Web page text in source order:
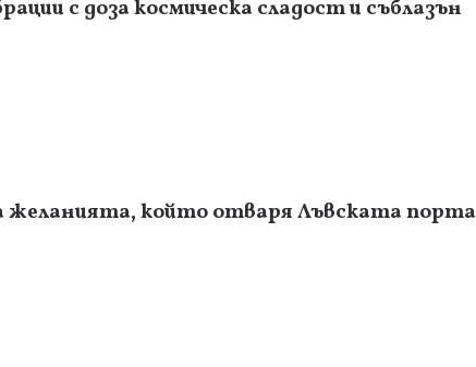
с доза космическа сладост и съблазън
желанията, който отваря Лъвската порта